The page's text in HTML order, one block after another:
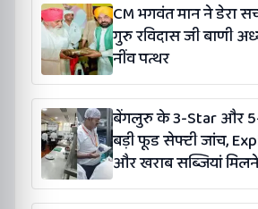
CM भगवंत मान ने डेरा
गुरु रविदास जी बाणी
नींव पत्थर
बेंगलुरु के 3-Star और
बड़ी फूड सेफ्टी जांच,
और खराब सब्जियां